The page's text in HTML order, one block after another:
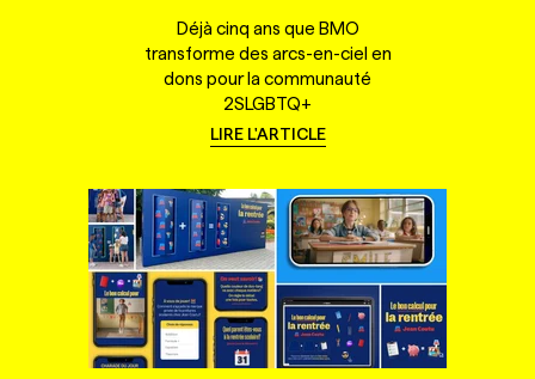
Déjà cinq ans que BMO
transforme des arcs-en-ciel en
dons pour la communauté
2SLGBTQ+
LIRE L'ARTICLE